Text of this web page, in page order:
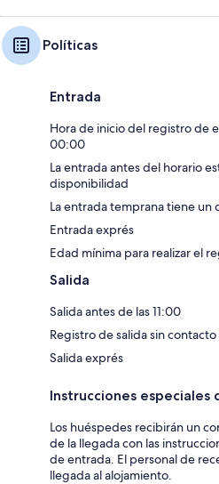
Políticas
Entrada
Hora de inicio del registro de
00:00
La entrada antes del horario
disponibilidad
La entrada temprana tiene un
Entrada exprés
Edad mínima para realizar el
Salida
Salida antes de las 11:00
Registro de salida sin
Salida exprés
Instrucciones especiales
Los huéspedes recibirán un
de la llegada con las
de entrada. El personal de
llegada al alojamiento.